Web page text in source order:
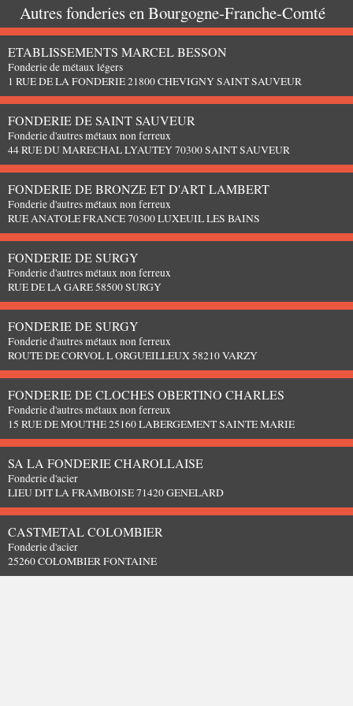
Autres fonderies enBourgogne-Franche-Comté
ETABLISSEMENTS MARCEL BESSON
Fonderie de métaux légers
1 RUE DE LA FONDERIE 21800 CHEVIGNY SAINT SAUVEUR
FONDERIE DE SAINT SAUVEUR
Fonderie d'autres métaux non ferreux
44 RUE DU MARECHAL LYAUTEY 70300 SAINT SAUVEUR
FONDERIE DE BRONZE ET D'ART LAMBERT
Fonderie d'autres métaux non ferreux
RUE ANATOLE FRANCE 70300 LUXEUIL LES BAINS
FONDERIE DE SURGY
Fonderie d'autres métaux non ferreux
RUE DE LA GARE 58500 SURGY
FONDERIE DE SURGY
Fonderie d'autres métaux non ferreux
ROUTE DE CORVOL L ORGUEILLEUX 58210 VARZY
FONDERIE DE CLOCHES OBERTINO CHARLES
Fonderie d'autres métaux non ferreux
15 RUE DE MOUTHE 25160 LABERGEMENT SAINTE MARIE
SA LA FONDERIE CHAROLLAISE
Fonderie d'acier
LIEU DIT LA FRAMBOISE 71420 GENELARD
CASTMETAL COLOMBIER
Fonderie d'acier
25260 COLOMBIER FONTAINE